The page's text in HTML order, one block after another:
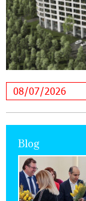
Academy and
Armenia on the
Blog